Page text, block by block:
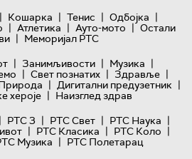
| Кошарка | Тенис | Одбојка |
| Атлетика | Ауто-мото | Остали
| Меморијал РТС
| Занимљивости | Музика |
| Свет познатих | Здравље |
| Дигитални предузетник |
хероје | Наизглед здрав
| РТС 3 | РТС Свет | РТС Наука |
| РТС Класика | РТС Коло |
Музика | РТС Полетарац